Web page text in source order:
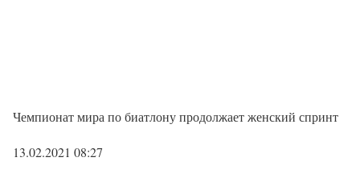
Чемпионат мира по биатлону продолжает женский спринт
13.02.2021 08:27